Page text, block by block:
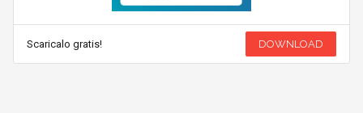
Scaricalo gratis! DOWNLOAD